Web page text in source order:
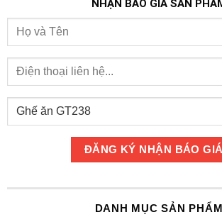
NHẬN BÁO GIÁ SẢN
DANH MỤC SẢN PHẨM